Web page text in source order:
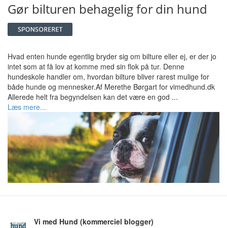
Gør bilturen behagelig for din hund
Hvad enten hunde egentlig bryder sig om bilture eller ej, er der jo
intet som at få lov at komme med sin flok på tur. Denne
hundeskole handler om, hvordan bilture bliver rarest mulige for
både hunde og mennesker.Af Merethe Børgart for vimedhund.dk
Allerede helt fra begyndelsen kan det være en god ...
Læs mere...
Vi med Hund (kommerciel blogger)